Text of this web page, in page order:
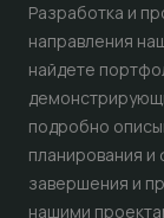
Разработка и
направления
найдете
подробно
планирования
завершения и
нашими